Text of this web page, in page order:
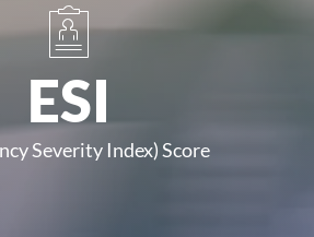
ESI
Severity Index) Score